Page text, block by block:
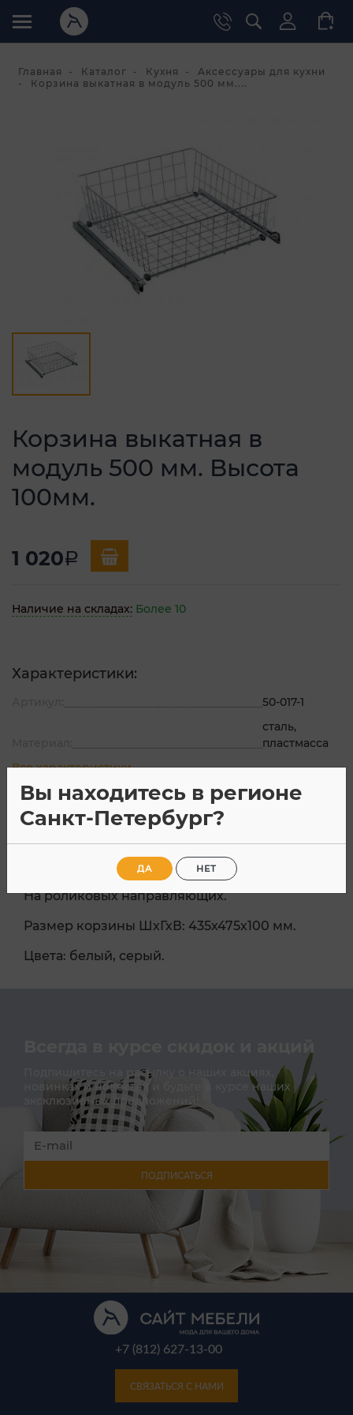
Главная Каталог Кухня
Аксессуары для кухни
Корзина выкатная в модуль 500 мм....
Корзина выкатная в
модуль 500 мм. Высота
100мм.
1 020a
Наличие на складах: Более 10
Характеристики:
50-017-1
сталь,
пластмасса
Все характеристики
Описание Характеристики
На роликовых направляющих.
Размер корзины ШхГхВ: 435х475х100 мм.
Цвета: белый, серый.
Всегда в курсе скидок и акций
Подпишитесь на расылку о наших акциях,
новинках и новостях и будьте в курсе наших
эксклюзивных предложений!
ПОДПИСАТЬСЯ
+7 (812) 627-13-00
СВЯЗАТЬСЯ С НАМИ
Вы находитесь в регионе
Санкт-Петербург?
ДА НЕТ